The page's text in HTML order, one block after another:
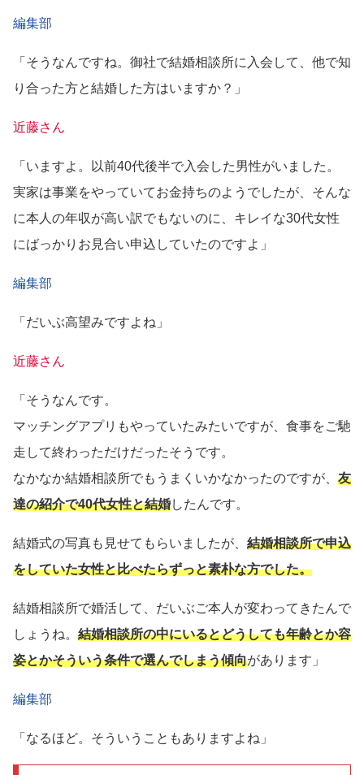
編集部
「そうなんですね。御社で結婚相談所に入会して、他で知
り合った方と結婚した方はいますか？」
近藤さん
「いますよ。以前40代後半で入会した男性がいました。
実家は事業をやっていてお金持ちのようでしたが、そんな
に本人の年収が高い訳でもないのに、キレイな30代女性
にばっかりお見合い申込していたのですよ」
編集部
「だいぶ高望みですよね」
近藤さん
「そうなんです。
マッチングアプリもやっていたみたいですが、食事をご馳
走して終わっただけだったそうです。
なかなか結婚相談所でもうまくいかなかったのですが、 友
達の紹介で40代女性と結婚したんです。
結婚式の写真も見せてもらいましたが、 結婚相談所で申込
をしていた女性と比べたらずっと素朴な方でした。
結婚相談所で婚活して、だいぶご本人が変わってきたんで
しょうね。 結婚相談所の中にいるとどうしても年齢とか容
姿とかそういう条件で選んでしまう傾向があります」
編集部
「なるほど。そういうこともありますよね」